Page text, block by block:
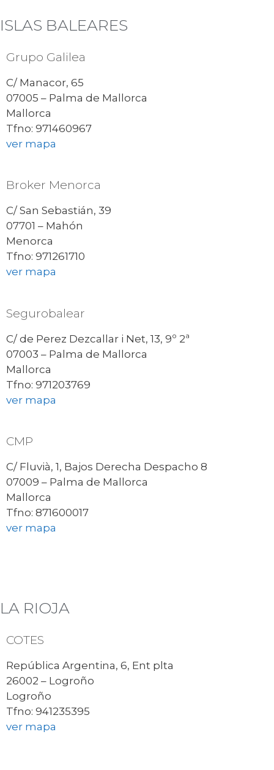
ISLAS BALEARES
Grupo Galilea
C/ Manacor, 65
07005 – Palma de Mallorca
Mallorca
Tfno: 971460967
ver mapa
Broker Menorca
C/ San Sebastián, 39
07701 – Mahón
Menorca
Tfno: 971261710
ver mapa
Segurobalear
C/ de Perez Dezcallar i Net, 13, 9º 2ª
07003 – Palma de Mallorca
Mallorca
Tfno: 971203769
ver mapa
CMP
C/ Fluvià, 1, Bajos Derecha Despacho 8
07009 – Palma de Mallorca
Mallorca
Tfno: 871600017
ver mapa
LA RIOJA
COTES
República Argentina, 6, Ent plta
26002 – Logroño
Logroño
Tfno: 941235395
ver mapa